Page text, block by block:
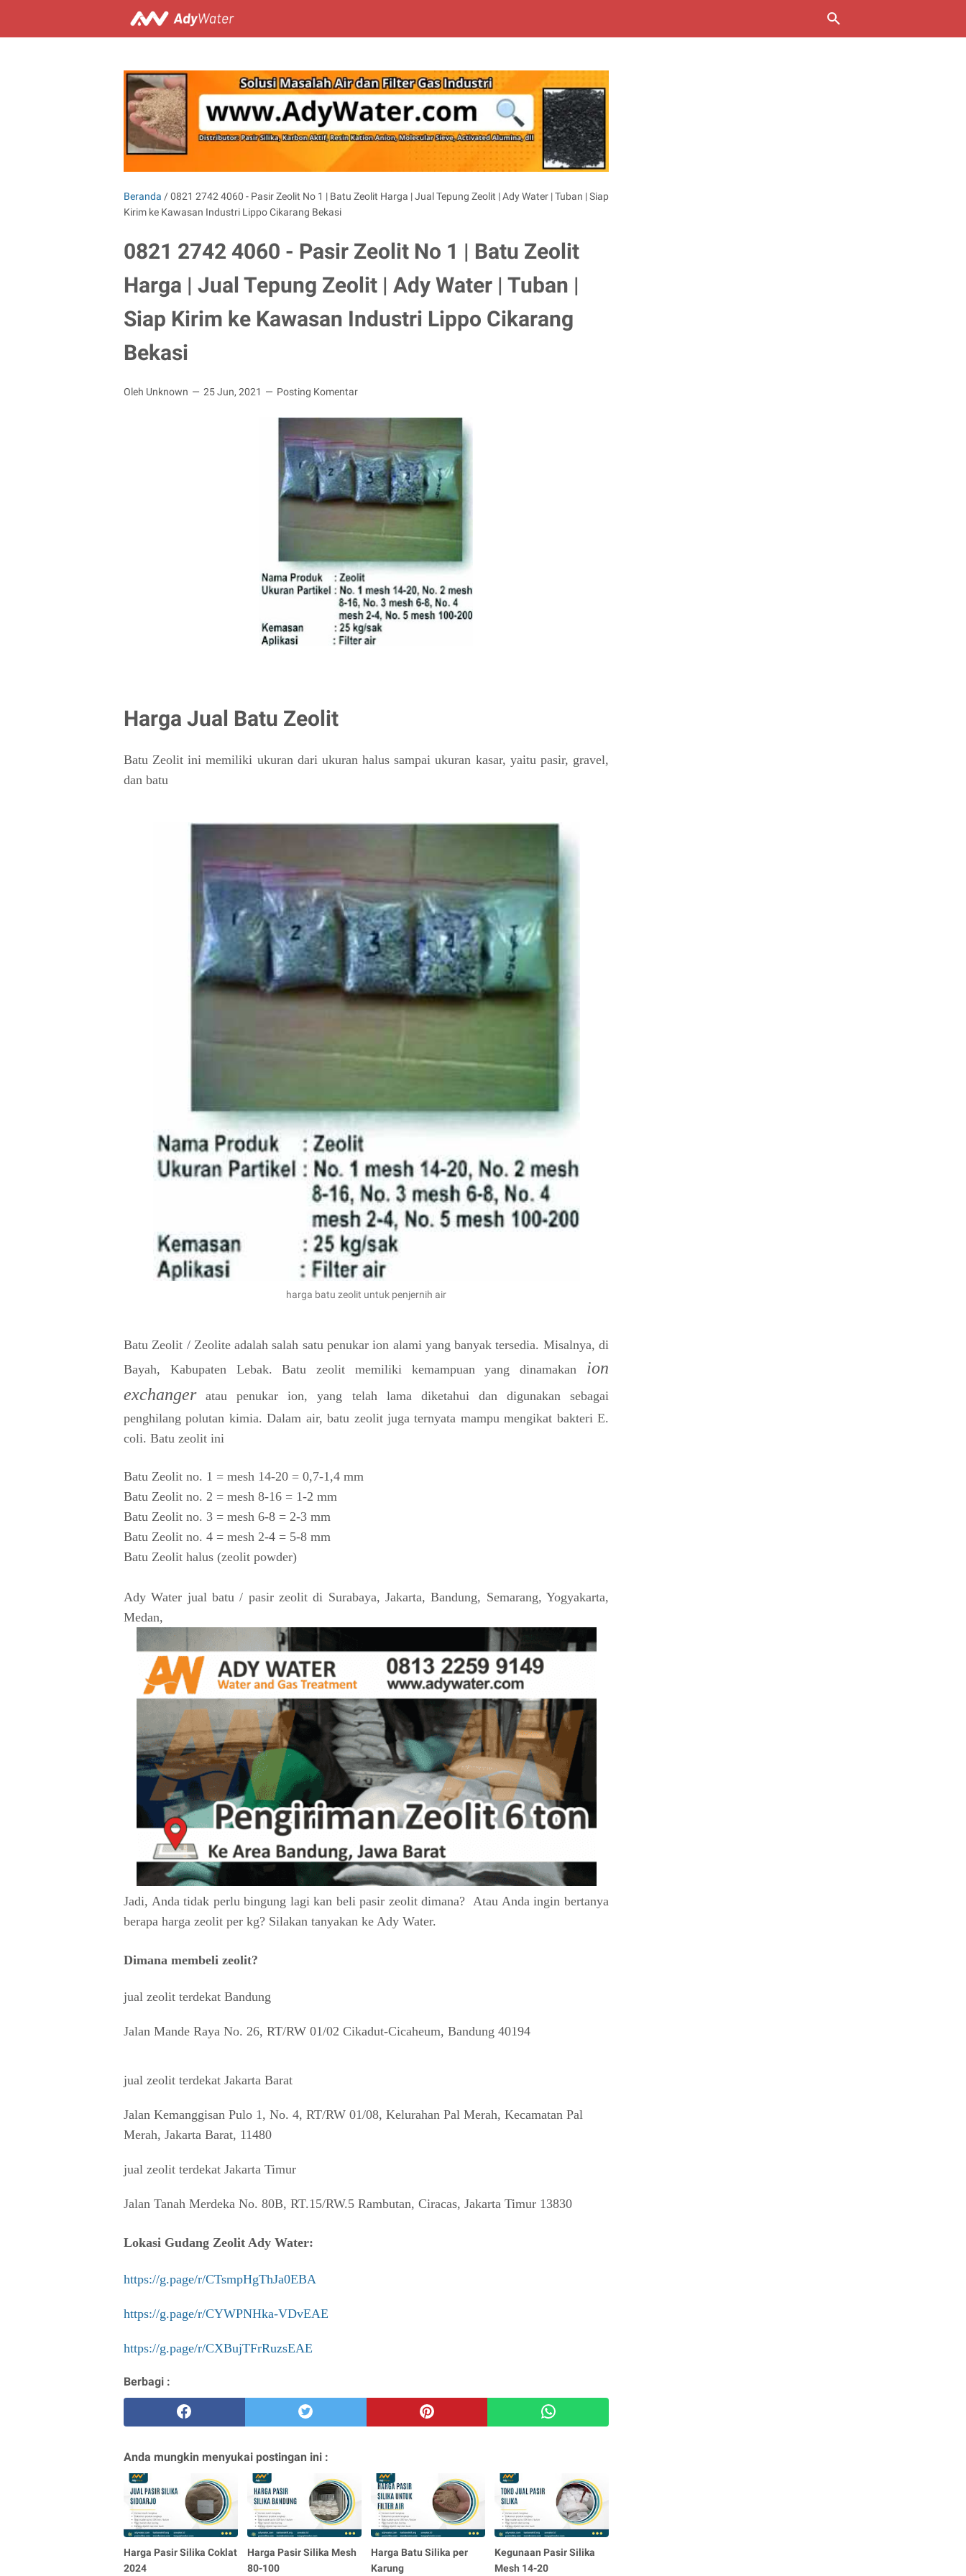
Beranda /0821 2742 4060 - Pasir Zeolit No 1 | Batu Zeolit Harga | Jual Tepung Zeolit | Ady Water | Tuban | Siap
Kirim ke Kawasan Industri Lippo Cikarang Bekasi
0821 2742 4060 - Pasir Zeolit No 1 | Batu Zeolit
Harga | Jual Tepung Zeolit | Ady Water | Tuban |
Siap Kirim ke Kawasan Industri Lippo Cikarang
Bekasi
Oleh Unknown 25 Jun, 2021 Posting Komentar
Harga Jual Batu Zeolit
Batu Zeolit ini memiliki ukuran dari ukuran halus sampai ukuran kasar, yaitu pasir, gravel,
dan batu
harga batu zeolit untuk penjernih air
Batu Zeolit / Zeolite adalah salah satu penukar ion alami yang banyak tersedia. Misalnya, di
Bayah, Kabupaten Lebak. Batu zeolit memiliki kemampuan yang dinamakan ion
exchangeratau penukar ion, yang telah lama diketahui dan digunakan sebagai
penghilang polutan kimia. Dalam air, batu zeolit juga ternyata mampu mengikat bakteri E.
coli. Batu zeolit ini
Batu Zeolit no. 1 = mesh 14-20 = 0,7-1,4 mm
Batu Zeolit no. 2 = mesh 8-16 = 1-2 mm
Batu Zeolit no. 3 = mesh 6-8 = 2-3 mm
Batu Zeolit no. 4 = mesh 2-4 = 5-8 mm
Batu Zeolit halus (zeolit powder)
Ady Water jual batu / pasir zeolit di Surabaya, Jakarta, Bandung, Semarang, Yogyakarta,
Medan,
Jadi, Anda tidak perlu bingung lagi kan beli pasir zeolit dimana? Atau Anda ingin bertanya
berapa harga zeolit per kg? Silakan tanyakan ke Ady Water.
Dimana membeli zeolit?
jual zeolit terdekat Bandung
Jalan Mande Raya No. 26, RT/RW 01/02 Cikadut-Cicaheum, Bandung 40194
jual zeolit terdekat Jakarta Barat
Jalan Kemanggisan Pulo 1, No. 4, RT/RW 01/08, Kelurahan Pal Merah, Kecamatan Pal
Merah, Jakarta Barat, 11480
jual zeolit terdekat Jakarta Timur
Jalan Tanah Merdeka No. 80B, RT.15/RW.5 Rambutan, Ciracas, Jakarta Timur 13830
Lokasi Gudang Zeolit Ady Water:
https://g.page/r/CTsmpHgThJa0EBA
https://g.page/r/CYWPNHka-VDvEAE
https://g.page/r/CXBujTFrRuzsEAE
Berbagi :
Anda mungkin menyukai postingan ini :
Harga Pasir Silika Coklat
2024
Harga Pasir Silika Mesh
80-100
Harga Batu Silika per
Karung
Kegunaan Pasir Silika
Mesh 14-20